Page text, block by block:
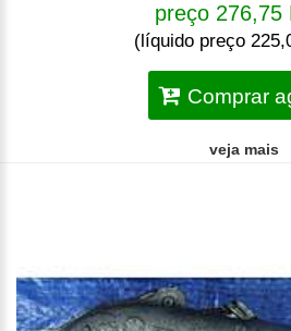
preço 276,75
(líquido preço
Comprar
veja mais